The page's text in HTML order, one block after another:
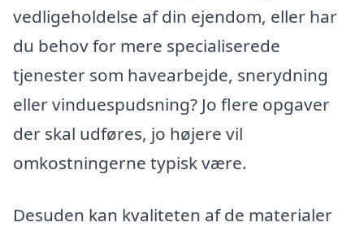
vedligeholdelse af din ejendom, eller har
du behov for mere specialiserede
tjenester som havearbejde, snerydning
eller vinduespudsning? Jo flere opgaver
der skal udføres, jo højere vil
omkostningerne typisk være.
Desuden kan kvaliteten af de materialer